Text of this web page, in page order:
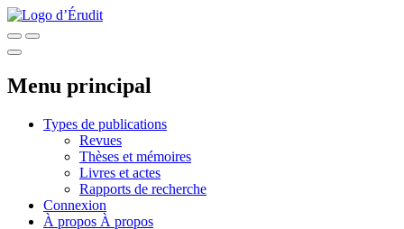
Menu principal
Types de publications
Revues
Thèses et mémoires
Livres et actes
Rapports de recherche
Connexion
À propos À propos